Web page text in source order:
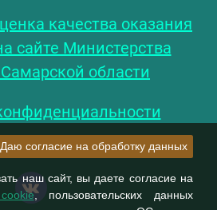
качества оказания
сайте Министерства
области
Даю согласие на обработку данных
наш сайт, вы даете согласие на
, пользовательских данных